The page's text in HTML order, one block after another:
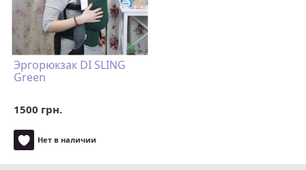
Эргорюкзак DI SLING
Green
1500 грн.
Нет в наличии